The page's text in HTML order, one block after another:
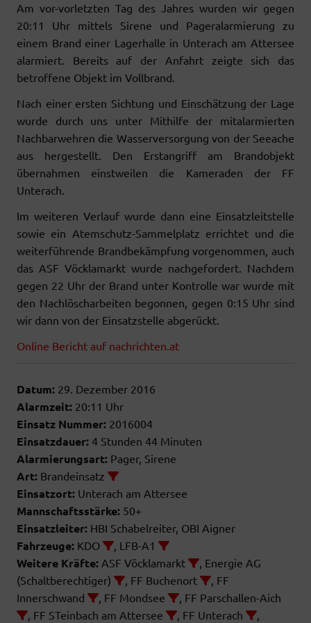
Am vor-vorletzten Tag des Jahres wurden wir gegen
20:11 Uhr mittels Sirene und Pageralarmierung zu
einem Brand einer Lagerhalle in Unterach am Attersee
alarmiert. Bereits auf der Anfahrt zeigte sich das
betroffene Objekt im Vollbrand.
Nach einer ersten Sichtung und Einschätzung der Lage
wurde durch uns unter Mithilfe der mitalarmierten
Nachbarwehren die Wasserversorgung von der Seeache
aus hergestellt. Den Erstangriff am Brandobjekt
übernahmen einstweilen die Kameraden der FF
Unterach.
Im weiteren Verlauf wurde dann eine Einsatzleitstelle
sowie ein Atemschutz-Sammelplatz errichtet und die
weiterführende Brandbekämpfung vorgenommen, auch
das ASF Vöcklamarkt wurde nachgefordert. Nachdem
gegen 22 Uhr der Brand unter Kontrolle war wurde mit
den Nachlöscharbeiten begonnen, gegen 0:15 Uhr sind
wir dann von der Einsatzstelle abgerückt.
Online Bericht auf nachrichten.at
Datum: 29. Dezember 2016
Alarmzeit: 20:11 Uhr
Einsatz Nummer: 2016004
Einsatzdauer: 4 Stunden 44 Minuten
Alarmierungsart: Pager, Sirene
Art: Brandeinsatz
Einsatzort: Unterach am Attersee
Mannschaftsstärke: 50+
Einsatzleiter: HBI Schabelreiter, OBI Aigner
Fahrzeuge: KDO , LFB-A1
Weitere Kräfte: ASF Vöcklamarkt
, Energie AG
(Schaltberechtiger)
, FF Buchenort
, FF
Innerschwand
, FF Mondsee
, FF Parschallen-Aich
, FF STeinbach am Attersee
, FF Unterach